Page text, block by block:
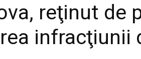
reţinut de
infracţiunii